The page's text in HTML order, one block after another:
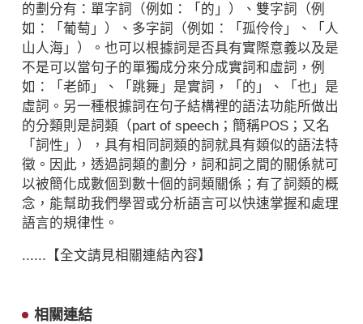
的劃分有：單字詞（例如：「的」）、雙字詞（例
如：「葡萄」）、多字詞（例如：「孤伶伶」、「人
山人海」）。也可以根據詞是否具有實際意義以及是
不是可以當句子的單獨成分來分成實詞和虛詞，例
如：「老師」、「跳舞」是實詞，「的」、「也」是
虛詞。另一種根據詞在句子結構裡的語法功能所做出
的分類則是詞類（part of speech；簡稱POS；又名
「詞性」），具有相同詞類的詞就具有類似的語法特
徵。因此，透過詞類的劃分，詞和詞之間的關係就可
以被簡化成數個到數十個的詞類關係；有了詞類的概
念，能幫助我們學習或分析語言可以快速掌握和處理
語言的規律性。
......【全文請見相關連結內容】
相關連結